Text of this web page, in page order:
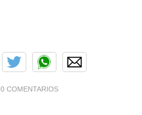
0 COMENTARIOS